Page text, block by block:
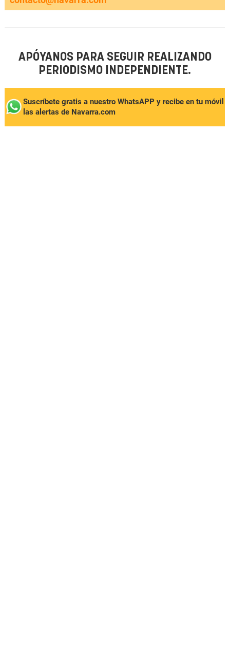
APÓYANOS PARA SEGUIR REALIZANDO
PERIODISMO INDEPENDIENTE.
Suscríbete gratis a nuestro WhatsAPP y recibe en tu móvil
las alertas de Navarra.com